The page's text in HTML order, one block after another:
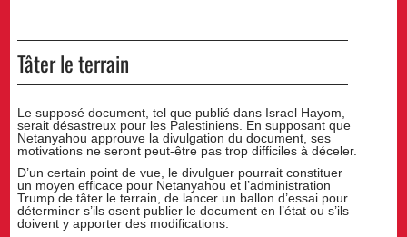
Tâter le terrain
Le supposé document, tel que publié dans Israel Hayom,
serait désastreux pour les Palestiniens. En supposant que
Netanyahou approuve la divulgation du document, ses
motivations ne seront peut-être pas trop difficiles à déceler.
D’un certain point de vue, le divulguer pourrait constituer
un moyen efficace pour Netanyahou et l’administration
Trump de tâter le terrain, de lancer un ballon d’essai pour
déterminer s’ils osent publier le document en l’état ou s’ils
doivent y apporter des modifications.